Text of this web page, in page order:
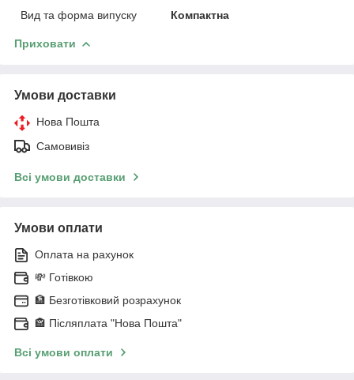
Вид та форма випуску
Компактна
Приховати
Умови доставки
Нова Пошта
Самовивіз
Всі умови доставки
Умови оплати
Оплата на рахунок
💸 Готівкою
🏦 Безготівковий розрахунок
🏤 Післяплата "Нова Пошта"
Всі умови оплати